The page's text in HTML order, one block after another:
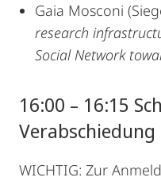
Gaia Mosconi
research
Social Network
16:00 – 16:15
Verabschiedung
WICHTIG: Zur